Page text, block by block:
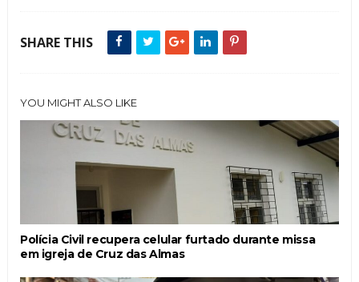
SHARE THIS
YOU MIGHT ALSO LIKE
Polícia Civil recupera celular furtado durante missa
em igreja de Cruz das Almas